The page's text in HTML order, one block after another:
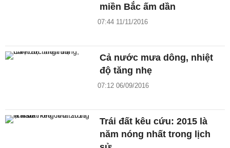
miền Bắc ấm dần
07:44 11/11/2016
Cả nước mưa dông, nhiệt
độ tăng nhẹ
07:12 06/09/2016
Trái đất kêu cứu: 2015 là
năm nóng nhất trong lịch